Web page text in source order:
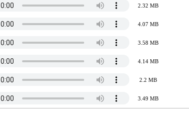
2.32 MB
4.07 MB
3.58 MB
4.14 MB
2.2 MB
3.49 MB